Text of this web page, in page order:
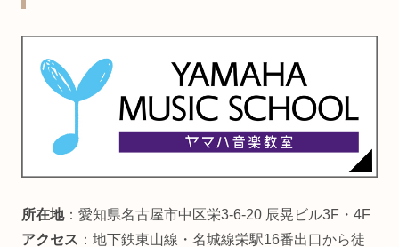
所在地：愛知県名古屋市中区栄3-6-20 辰晃ビル3F・4F
アクセス ：地下鉄東山線・名城線栄駅16番出口から徒